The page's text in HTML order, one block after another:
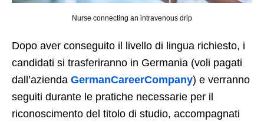
Nurse connecting an intravenous drip
Dopo aver conseguito il livello di lingua richiesto, i
candidati si trasferiranno in Germania (voli pagati
dall’azienda GermanCareerCompany) e verranno
seguiti durante le pratiche necessarie per il
riconoscimento del titolo di studio, accompagnati